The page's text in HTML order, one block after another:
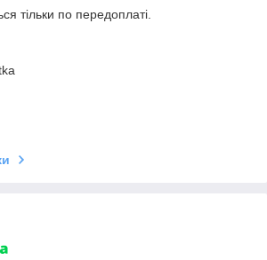
тільки по передоплаті.